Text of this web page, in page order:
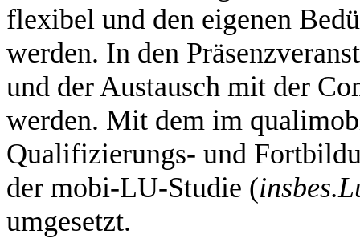
flexibel und den eigenen
werden. In den
und der Austausch mit der
werden. Mit dem im
Qualifizierungs- und
der mobi-LU-Studie (insbes.
umgesetzt.